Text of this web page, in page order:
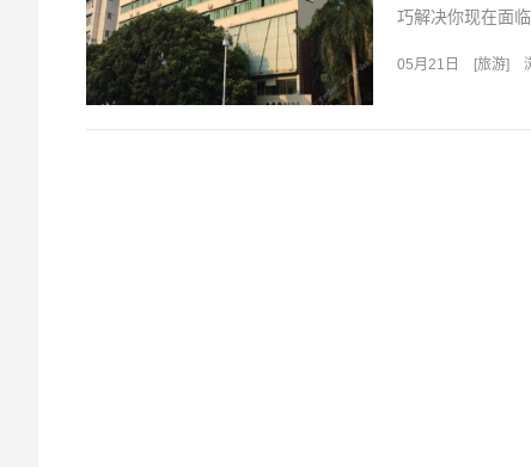
巧解决你现在面
05月21日 [旅游]